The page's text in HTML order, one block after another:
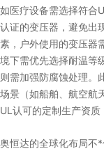
如医疗设备需选择符合
认证的变压器，避免出
素，户外使用的变压器
境下需优先选择耐温等
则需加强防腐蚀处理。
场景（如船舶、航空航
UL认可的定制生产资质
奥恒达的全球化布局不